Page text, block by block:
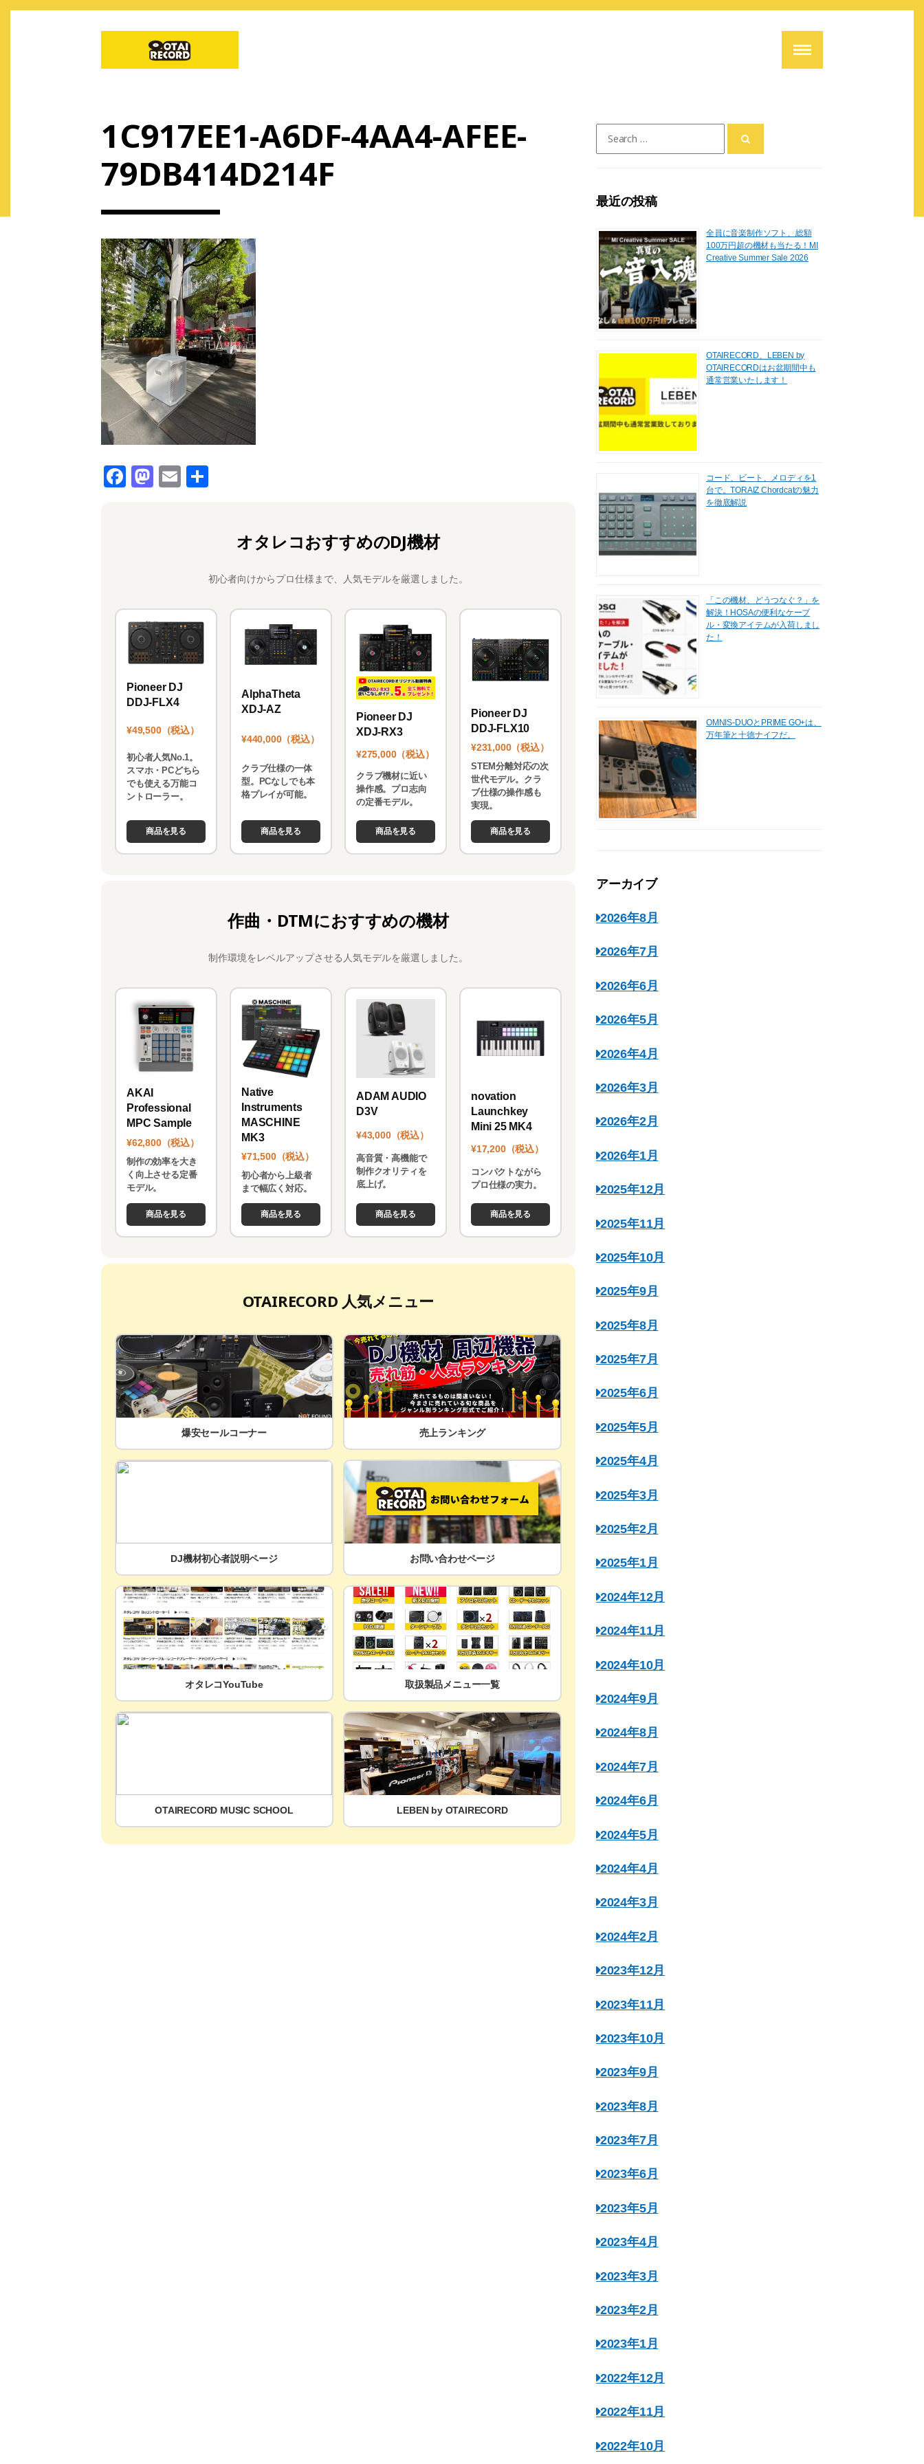
1C917EE1-A6DF-4AA4-AFEE-
79DB414D214F
F
o
k
M
n
E
オタレコおすすめのDJ機材
初心者向けからプロ仕様まで、人気モデルを厳選しました。
Pioneer DJ
DDJ-FLX4
¥49,500（税込）
初心者人気No.1。
スマホ・PCどちら
でも使える万能コ
ントローラー。
商品を見る
AlphaTheta
XDJ-AZ
¥440,000（税込）
クラブ仕様の一体
型。PCなしでも本
格プレイが可能。
商品を見る
Pioneer DJ
XDJ-RX3
¥275,000（税込）
クラブ機材に近い
操作感。プロ志向
の定番モデル。
商品を見る
Pioneer DJ
DDJ-FLX10
¥231,000（税込）
STEM分離対応の次
世代モデル。クラ
ブ仕様の操作感も
実現。
商品を見る
作曲・DTMにおすすめの機材
制作環境をレベルアップさせる人気モデルを厳選しました。
AKAI
Professional
MPC Sample
¥62,800（税込）
制作の効率を大き
く向上させる定番
モデル。
商品を見る
Native
Instruments
MASCHINE
MK3
¥71,500（税込）
初心者から上級者
まで幅広く対応。
商品を見る
ADAM AUDIO
D3V
¥43,000（税込）
高音質・高機能で
制作クオリティを
底上げ。
商品を見る
novation
Launchkey
Mini 25 MK4
¥17,200（税込）
コンパクトながら
プロ仕様の実力。
商品を見る
OTAIRECORD 人気メニュー
爆安セールコーナー 売上ランキング
DJ機材初心者説明ページ お問い合わせページ
オタレコYouTube 取扱製品メニュー一覧
OTAIRECORD MUSIC SCHOOL LEBEN by OTAIRECORD
for:
最近の投稿
全員に音楽制作ソフト、総額
100万円超の機材も当たる！MI
Creative Summer Sale 2026
OTAIRECORD、LEBEN by
OTAIRECORDはお盆期間中も
通常営業いたします！
コード、ビート、メロディを1
台で。TORAIZ Chordcatの魅力
を徹底解説
「この機材、どうつなぐ？」を
解決！HOSAの便利なケーブ
ル・変換アイテムが入荷しまし
た！
OMNIS-DUOとPRIME GO+は、
万年筆と十徳ナイフだ。
アーカイブ
2026年8月
2026年7月
2026年6月
2026年5月
2026年4月
2026年3月
2026年2月
2026年1月
2025年12月
2025年11月
2025年10月
2025年9月
2025年8月
2025年7月
2025年6月
2025年5月
2025年4月
2025年3月
2025年2月
2025年1月
2024年12月
2024年11月
2024年10月
2024年9月
2024年8月
2024年7月
2024年6月
2024年5月
2024年4月
2024年3月
2024年2月
2023年12月
2023年11月
2023年10月
2023年9月
2023年8月
2023年7月
2023年6月
2023年5月
2023年4月
2023年3月
2023年2月
2023年1月
2022年12月
2022年11月
2022年10月